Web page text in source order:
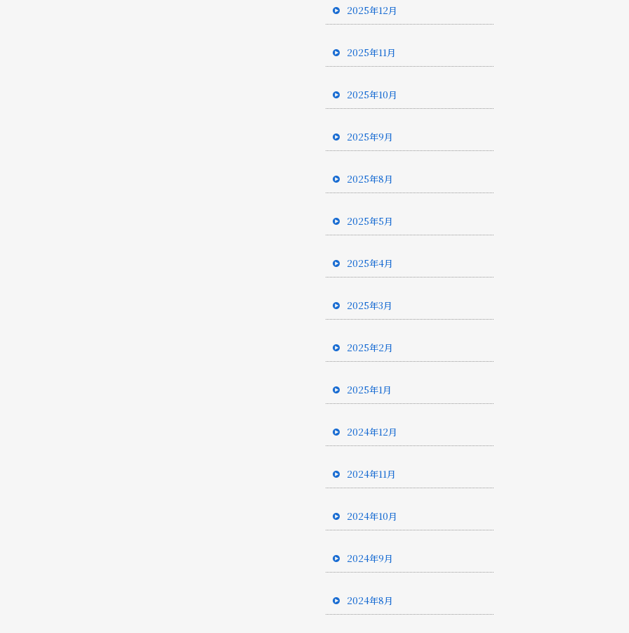
2025年12月
2025年11月
2025年10月
2025年9月
2025年8月
2025年5月
2025年4月
2025年3月
2025年2月
2025年1月
2024年12月
2024年11月
2024年10月
2024年9月
2024年8月